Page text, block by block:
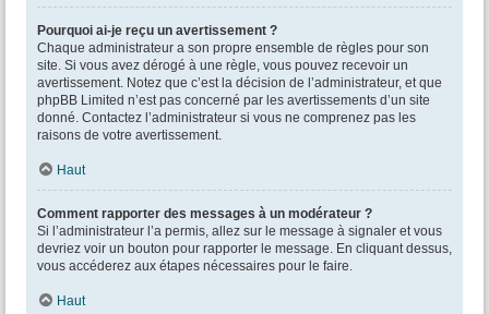
Pourquoi ai-je reçu un avertissement ?
Chaque administrateur a son propre ensemble de règles pour son
site. Si vous avez dérogé à une règle, vous pouvez recevoir un
avertissement. Notez que c’est la décision de l’administrateur, et que
phpBB Limited n’est pas concerné par les avertissements d’un site
donné. Contactez l’administrateur si vous ne comprenez pas les
raisons de votre avertissement.
Haut
Comment rapporter des messages à un modérateur ?
Si l’administrateur l’a permis, allez sur le message à signaler et vous
devriez voir un bouton pour rapporter le message. En cliquant dessus,
vous accéderez aux étapes nécessaires pour le faire.
Haut